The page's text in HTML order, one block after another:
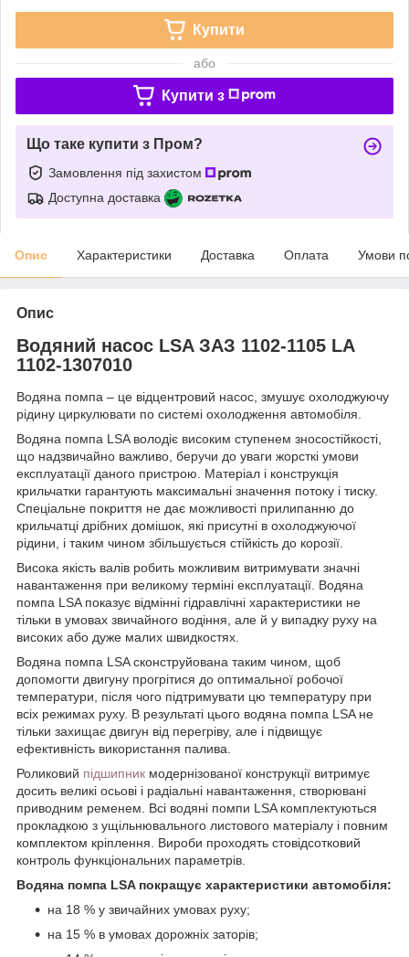
Купити
або
Купити з
Що таке купити з Пром?
Замовлення під захистом
Доступна доставка
Опис Характеристики Доставка Оплата Умови
Опис
Водяний насос LSA ЗАЗ 1102-1105 LA
1102-1307010
Водяна помпа – це відцентровий насос, змушує охолоджуючу
рідину циркулювати по системі охолодження автомобіля.
Водяна помпа LSA володіє високим ступенем зносостійкості,
що надзвичайно важливо, беручи до уваги жорсткі умови
експлуатації даного пристрою. Матеріал і конструкція
крильчатки гарантують максимальні значення потоку і тиску.
Спеціальне покриття не дає можливості прилипанню до
крильчатці дрібних домішок, які присутні в охолоджуючої
рідини, і таким чином збільшується стійкість до корозії.
Висока якість валів робить можливим витримувати значні
навантаження при великому терміні експлуатації. Водяна
помпа LSA показує відмінні гідравлічні характеристики не
тільки в умовах звичайного водіння, але й у випадку руху на
високих або дуже малих швидкостях.
Водяна помпа LSA сконструйована таким чином, щоб
допомогти двигуну прогрітися до оптимальної робочої
температури, після чого підтримувати цю температуру при
всіх режимах руху. В результаті цього водяна помпа LSA не
тільки захищає двигун від перегріву, але і підвищує
ефективність використання палива.
Роликовий підшипник модернізованої конструкції витримує
досить великі осьові і радіальні навантаження, створювані
приводним ременем. Всі водяні помпи LSA комплектуються
прокладкою з ущільнювального листового матеріалу і повним
комплектом кріплення. Вироби проходять стовідсотковий
контроль функціональних параметрів.
Водяна помпа LSA покращує характеристики автомобіля:
на 18 % у звичайних умовах руху;
на 15 % в умовах дорожніх заторів;